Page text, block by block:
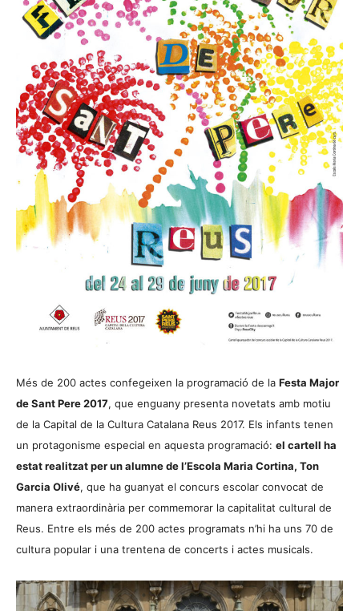
Més de 200 actes confegeixen la programació de la Festa Major
de Sant Pere 2017, que enguany presenta novetats amb motiu
de la Capital de la Cultura Catalana Reus 2017. Els infants tenen
un protagonisme especial en aquesta programació: el cartell ha
estat realitzat per un alumne de l’Escola Maria Cortina, Ton
Garcia Olivé, que ha guanyat el concurs escolar convocat de
manera extraordinària per commemorar la capitalitat cultural de
Reus. Entre els més de 200 actes programats n’hi ha uns 70 de
cultura popular i una trentena de concerts i actes musicals.